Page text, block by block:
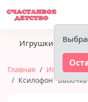
Игрушки
Главная Игрушки
Ксилофон